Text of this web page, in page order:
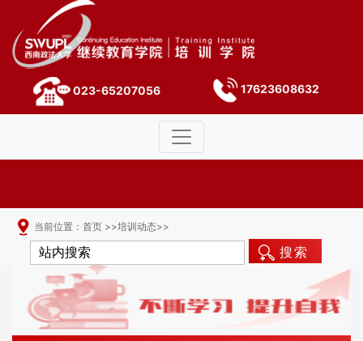
023-65207056 17623608632
当前位置： 首页 >>培训动态>>
搜索